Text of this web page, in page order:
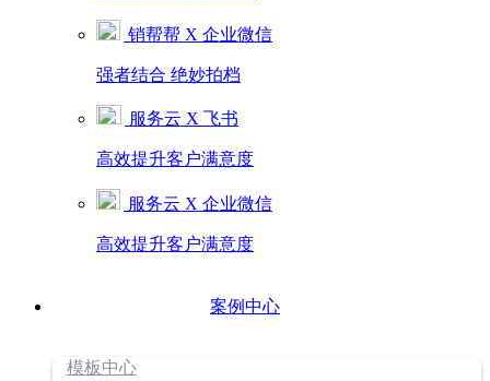
销帮帮 X 企业微信
强者结合 绝妙拍档
服务云 X 飞书
高效提升客户满意度
服务云 X 企业微信
高效提升客户满意度
案例中心
模板中心